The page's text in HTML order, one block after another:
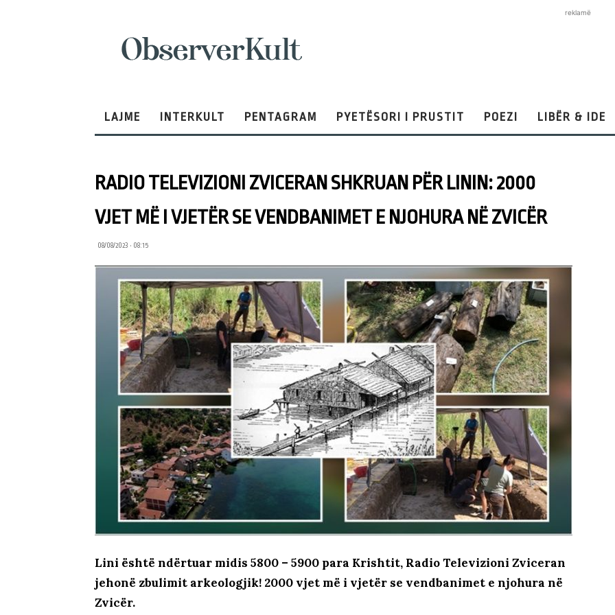
reklamë
LAJME INTERKULT PENTAGRAM PYETËSORI I PRUSTIT POEZI LIBËR & IDE
RADIO TELEVIZIONI ZVICERAN SHKRUAN PËR LININ: 2000
VJET MË I VJETËR SE VENDBANIMET E NJOHURA NË ZVICËR
08/08/2023 • 08:15
Lini është ndërtuar midis 5800 – 5900 para Krishtit, Radio Televizioni Zviceran
jehonë zbulimit arkeologjik! 2000 vjet më i vjetër se vendbanimet e njohura në
Zvicër.